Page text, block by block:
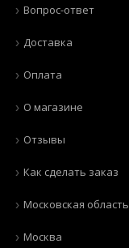
Вопрос-ответ
Доставка
Оплата
О магазине
Отзывы
Как сделать заказ
Московская область
Москва